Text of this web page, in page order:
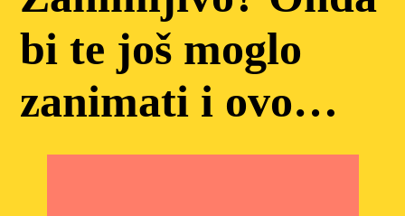
bi te još moglo
zanimati i ovo…